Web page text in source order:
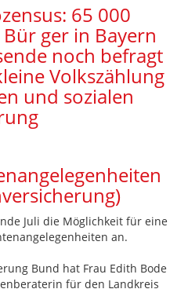
65 000
ger in Bayern
noch befragt
Volkszählung
und sozialen
Juli die Möglichkeit für eine
an.
Bund hat Frau Edith Bode
für den Landkreis